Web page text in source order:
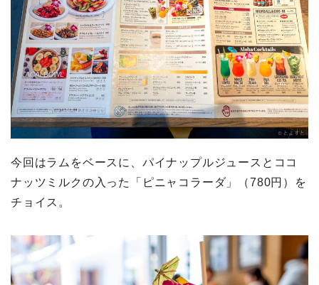
今回はラムをベースに、パイナップルジュースとココ
ナッツミルクの入った「ピニャコラーダ」（780円）を
チョイス。